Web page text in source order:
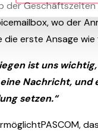
der
wo der
die erste Ansage
ist uns
Nachricht,
setzen.“